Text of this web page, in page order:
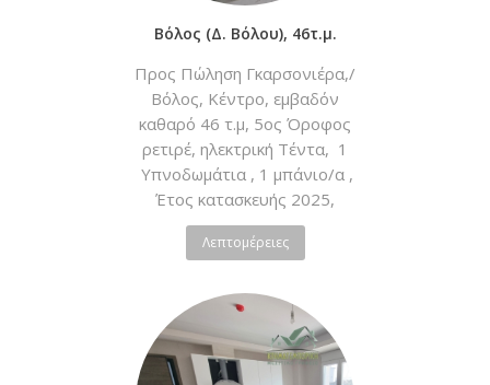
Βόλος (Δ. Βόλου), 46τ.μ.
Προς Πώληση Γκαρσονιέρα,/
Βόλος, Κέντρο, εμβαδόν
καθαρό 46 τ.μ, 5ος Όροφος
ρετιρέ, ηλεκτρική Τέντα, 1
Υπνοδωμάτια , 1 μπάνιο/α ,
Έτος κατασκευής 2025,
Χαρακτηριστικά:
Νεόδμητο, Ατομική - Φυσικό
Boiler, Ασανσέρ,
Θυροτηλεόραση, Διπλά Τζάμια,
Σίτες, Πόρτα Ασ...
Λεπτομέρειες